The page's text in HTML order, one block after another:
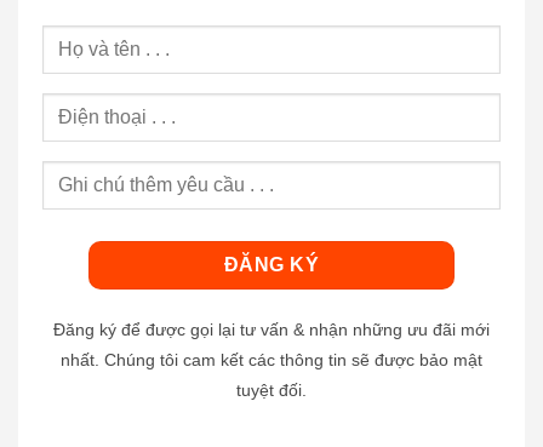
Đăng ký để được gọi lại tư vấn & nhận những ưu đãi mới
nhất. Chúng tôi cam kết các thông tin sẽ được bảo mật
tuyệt đối.